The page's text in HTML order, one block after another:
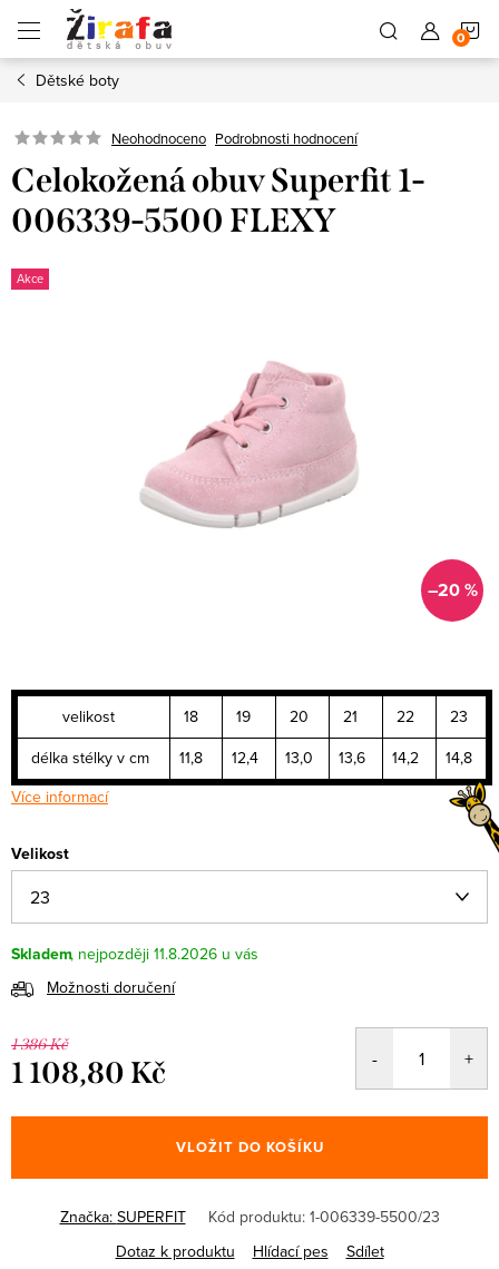
obsah
Dětské boty
Neohodnoceno Podrobnosti hodnocení
Celokožená obuv Superfit 1-
006339-5500 FLEXY
Akce
–20 %
velikost 18 19 20 21 22
23
délka stélky v cm
11,8 12,4 13,0 13,6 14,2
14,8
Více informací
Velikost
Skladem
11.8.2026
Možnosti doručení
1 386 Kč
1 108,80 Kč
cena:
VLOŽIT DO KOŠÍKU
Značka: SUPERFIT Kód produktu: 1-006339-5500/23
Dotaz k produktu
Hlídací pes Sdílet